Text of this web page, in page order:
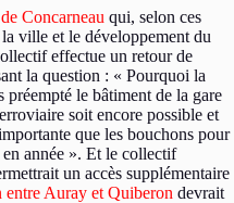
Concarneau qui, selon ces
ville et le développement du
effectue un retour de
la question : « Pourquoi la
préempté le bâtiment de la gare
soit encore possible et
que les bouchons pour
en année ». Et le collectif
un accès supplémentaire
Auray et Quiberon devrait